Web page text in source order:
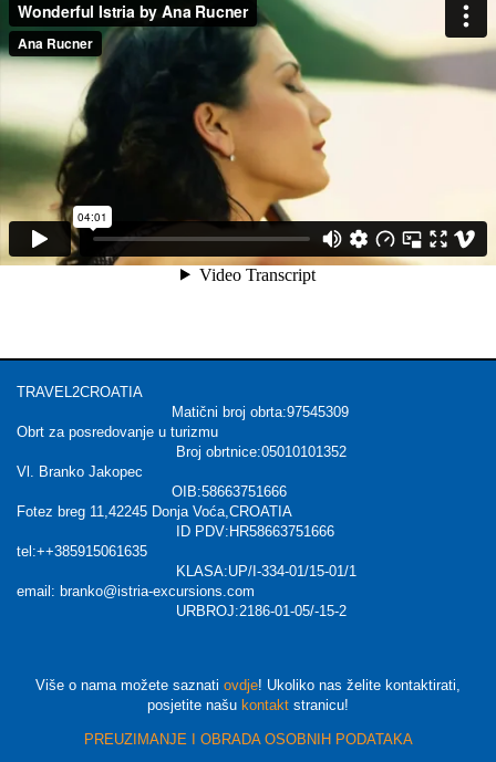
TRAVEL2CROATIA
Matični broj obrta:97545309
Obrt za posredovanje u turizmu
Broj obrtnice:05010101352
Vl. Branko Jakopec
OIB:58663751666
Fotez breg 11,42245 Donja Voća,CROATIA
ID PDV:HR58663751666
tel:++385915061635
KLASA:UP/I-334-01/15-01/1
email: branko@istria-excursions.com
URBROJ:2186-01-05/-15-2
Više o nama možete saznati ovdje! Ukoliko nas želite kontaktirati,
posjetite našu kontakt stranicu!
PREUZIMANJE I OBRADA OSOBNIH PODATAKA